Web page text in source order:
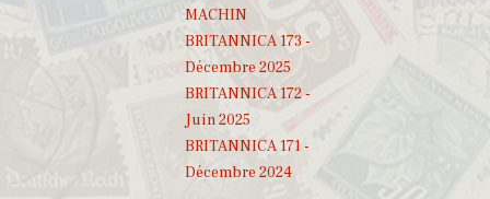
MACHIN
BRITANNICA 173 -
Décembre 2025
BRITANNICA 172 -
Juin 2025
BRITANNICA 171 -
Décembre 2024